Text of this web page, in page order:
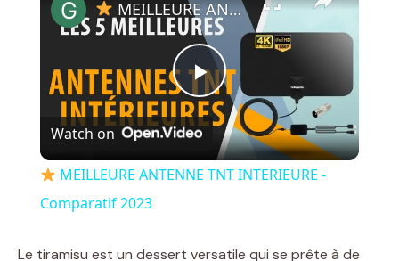
P
l
MEILLEURE ANTENNE TNT INTERIEURE - Comparatif 2023
Watch on
MEILLEURE ANTENNE TNT INTERIEURE -
Comparatif 2023
Le tiramisu est un dessert versatile qui se prête à de